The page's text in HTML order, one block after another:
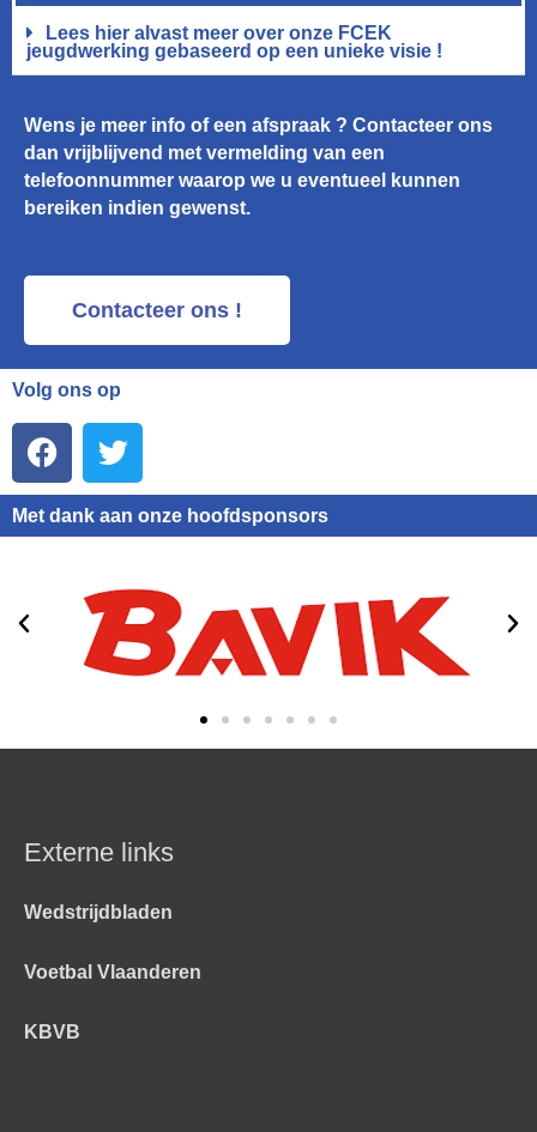
Lees hier alvast meer over onze FCEK
jeugdwerking gebaseerd op een unieke visie !
Wens je meer info of een afspraak ? Contacteer ons
dan vrijblijvend met vermelding van een
telefoonnummer waarop we u eventueel kunnen
bereiken indien gewenst.
Contacteer ons !
Volg ons op
F
a
c
e
T
w
i
t
e
Met dank aan onze hoofdsponsors
Externe links
Wedstrijdbladen
Voetbal Vlaanderen
KBVB